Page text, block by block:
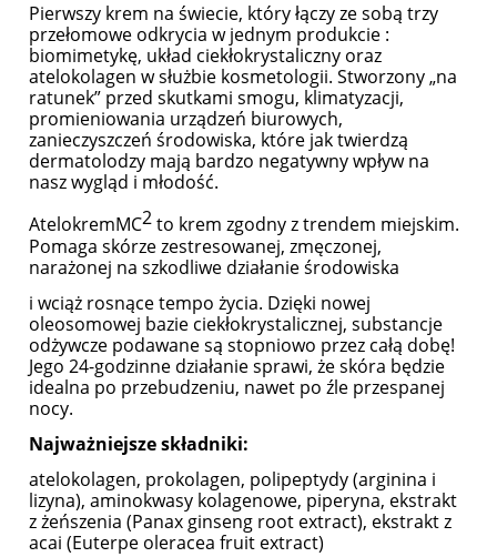
Pierwszy krem na świecie, który łączy ze sobą trzy
przełomowe odkrycia w jednym produkcie :
biomimetykę, układ ciekłokrystaliczny oraz
atelokolagen w służbie kosmetologii. Stworzony „na
ratunek” przed skutkami smogu, klimatyzacji,
promieniowania urządzeń biurowych,
zanieczyszczeń środowiska, które jak twierdzą
dermatolodzy mają bardzo negatywny wpływ na
nasz wygląd i młodość.
AtelokremMC2to krem zgodny z trendem miejskim.
Pomaga skórze zestresowanej, zmęczonej,
narażonej na szkodliwe działanie środowiska
i wciąż rosnące tempo życia. Dzięki nowej
oleosomowej bazie ciekłokrystalicznej, substancje
odżywcze podawane są stopniowo przez całą dobę!
Jego 24-godzinne działanie sprawi, że skóra będzie
idealna po przebudzeniu, nawet po źle przespanej
nocy.
Najważniejsze składniki:
atelokolagen, prokolagen, polipeptydy (arginina i
lizyna), aminokwasy kolagenowe, piperyna, ekstrakt
z żeńszenia (Panax ginseng root extract), ekstrakt z
acai (Euterpe oleracea fruit extract)